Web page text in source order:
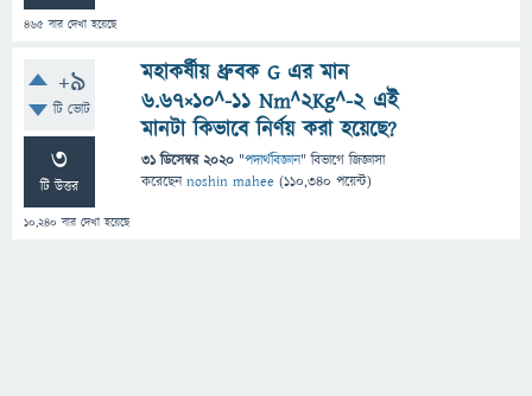
465 বার দেখা হয়েছে
+9
টি ভোট
3
টি উত্তর
10,240 বার দেখা হয়েছে
মহাকর্ষীয় ধ্রুবক G এর মান
6.67×10^-11 Nm^2Kg^-2 এই
মানটা কিভাবে নির্ণয় করা হয়েছে?
31 ডিসেম্বর 2020 "পদার্থবিজ্ঞান" বিভাগে জিজ্ঞাসা
করেছেনnoshin mahee (110,340 পয়েন্ট)